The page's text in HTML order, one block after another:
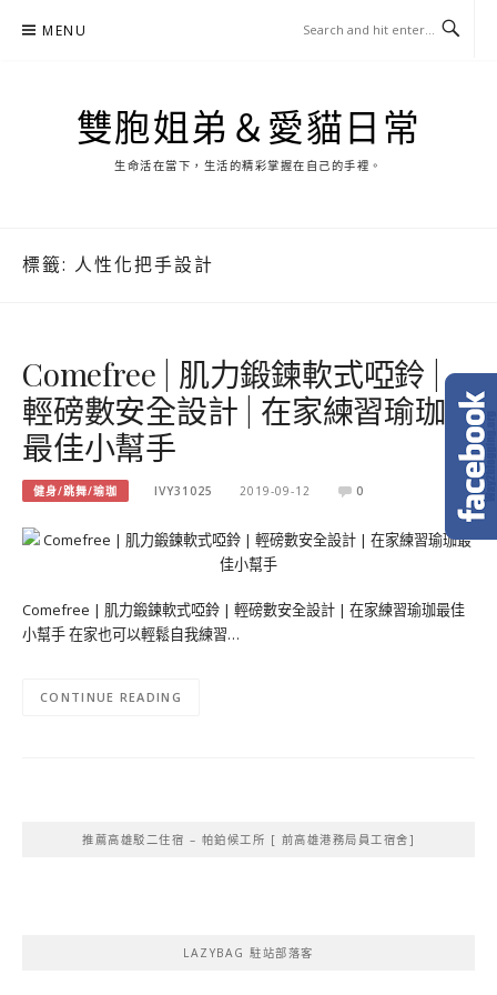
MENU
雙胞姐弟＆愛貓日常
生命活在當下，生活的精彩掌握在自己的手裡。
標籤: 人性化把手設計
Comefree | 肌力鍛鍊軟式啞鈴 |
輕磅數安全設計 | 在家練習瑜珈
最佳小幫手
健身/跳舞/瑜珈 IVY31025 2019-09-12 0
Comefree | 肌力鍛鍊軟式啞鈴 | 輕磅數安全設計 | 在家練習瑜珈最佳
小幫手 在家也可以輕鬆自我練習…
CONTINUE READING
推薦高雄駁二住宿 – 帕鉑候工所 [ 前高雄港務局員工宿舍]
LAZYBAG 駐站部落客